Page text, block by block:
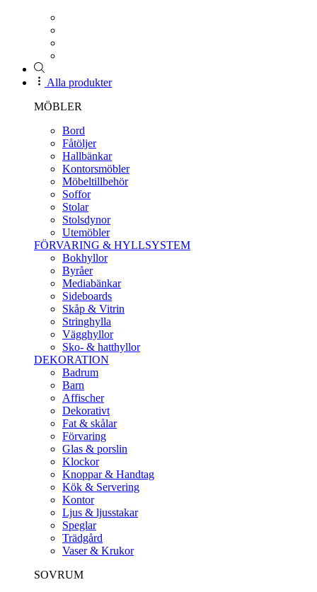
Alla produkter
MÖBLER
Bord
Fåtöljer
Hallbänkar
Kontorsmöbler
Möbeltillbehör
Soffor
Stolar
Stolsdynor
Utemöbler
FÖRVARING & HYLLSYSTEM
Bokhyllor
Byråer
Mediabänkar
Sideboards
Skåp & Vitrin
Stringhylla
Vägghyllor
Sko- & hatthyllor
DEKORATION
Badrum
Barn
Affischer
Dekorativt
Fat & skålar
Förvaring
Glas & porslin
Klockor
Knoppar & Handtag
Kök & Servering
Kontor
Ljus & ljusstakar
Speglar
Trädgård
Vaser & Krukor
SOVRUM